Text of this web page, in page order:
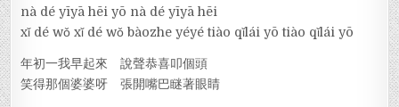
nà dé yīyā hēi yō nà dé yīyā hēi
xǐ dé wǒ xǐ dé wǒ bàozhe yéyé tiào qǐlái yō tiào qǐlái yō
年初一我早起來 說聲恭喜叩個頭
笑得那個婆婆呀 張開嘴巴瞇著眼睛